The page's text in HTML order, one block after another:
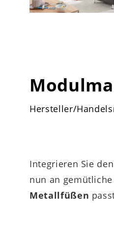
Hersteller/
Integrieren Sie
nun an
Metallfüßen